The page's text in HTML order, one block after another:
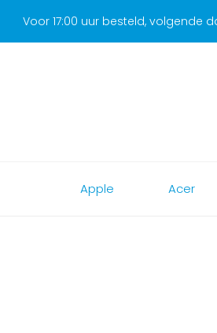
Voor 17:00 uur besteld, volgende
Apple Acer